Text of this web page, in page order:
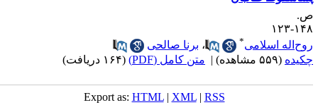
۱۲۳
اسلامی
،برنا صالحی
(۵۵۹ مشاهده) | متن کامل (PDF) (۱۶۴ دریافت)
Export as:HTML |XML|RSS